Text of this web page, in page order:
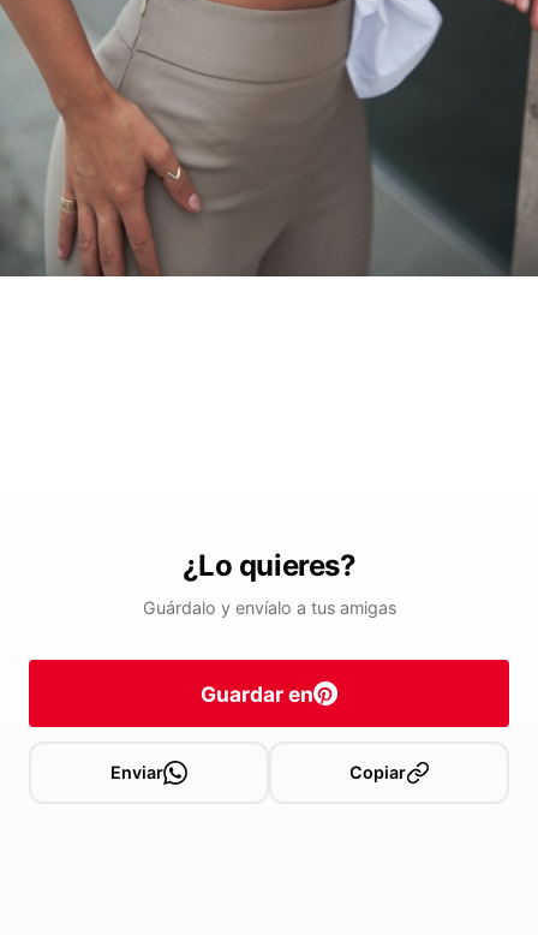
¿Lo quieres?
Guárdalo y envíalo a tus amigas
Guardar en
Enviar Copiar